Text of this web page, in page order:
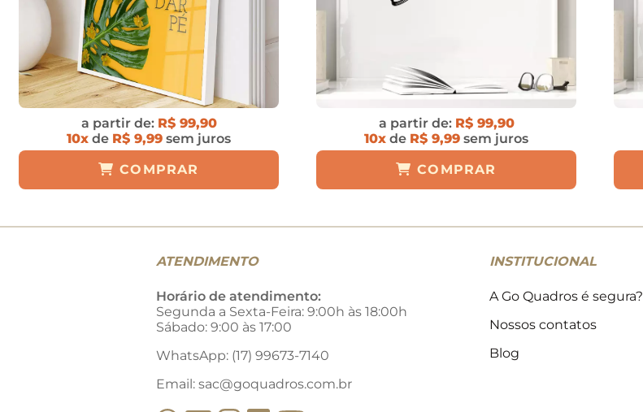
a partir de: R$ 99,90
10x de R$ 9,99 sem juros
COMPRAR
a partir de: R$ 99,90
10x de R$ 9,99 sem juros
COMPRAR
ATENDIMENTO
Horário de atendimento:
Segunda a Sexta-Feira: 9:00h às 18:00h
Sábado: 9:00 às 17:00
WhatsApp: (17) 99673-7140
Email: sac@goquadros.com.br
INSTITUCIONAL
A Go Quadros é segura?
Nossos contatos
Blog